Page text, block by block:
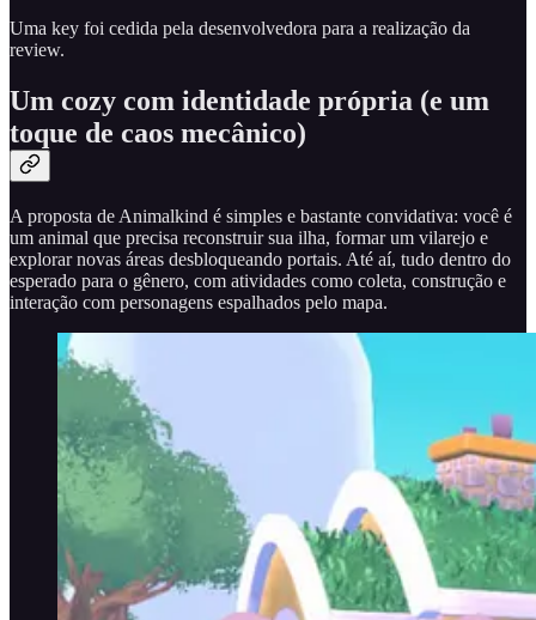
Uma key foi cedida pela desenvolvedora para a realização da
review.
Um cozy com identidade própria (e um
toque de caos mecânico)
A proposta de Animalkind é simples e bastante convidativa: você é
um animal que precisa reconstruir sua ilha, formar um vilarejo e
explorar novas áreas desbloqueando portais. Até aí, tudo dentro do
esperado para o gênero, com atividades como coleta, construção e
interação com personagens espalhados pelo mapa.